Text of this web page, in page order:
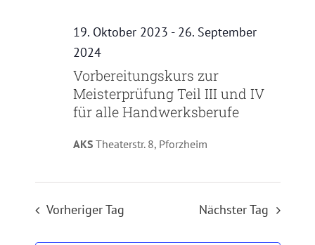
19. Oktober 2023 - 26. September
2024
Vorbereitungskurs zur
Meisterprüfung Teil III und IV
für alle Handwerksberufe
AKS Theaterstr. 8, Pforzheim
Vorheriger Tag Nächster Tag